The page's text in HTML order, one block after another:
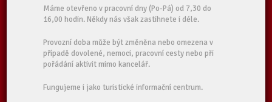
Máme otevřeno v pracovní dny (Po-Pá) od 7,30 do
16,00 hodin. Někdy nás však zastihnete i déle.
Provozní doba může být změněna nebo omezena v
případě dovolené, nemoci, pracovní cesty nebo při
pořádání aktivit mimo kancelář.
Fungujeme i jako turistické informační centrum.